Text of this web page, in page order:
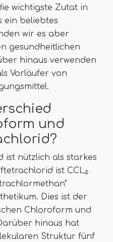
wichtigste Zutat in
ein beliebtes
wir es aber
gesundheitlichen
hinaus verwenden
Vorläufer von
und
ist nützlich als starkes
ist CCL4
Dies ist der
Chloroform und
hinaus hat
Struktur fünf